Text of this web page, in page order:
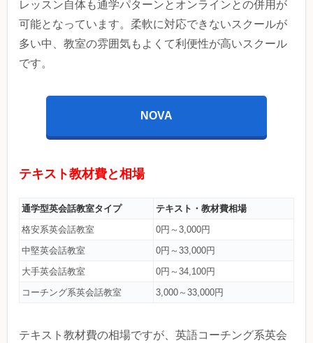
レッスン自体も通学パターンとオンラインとの併用が
可能となっています。柔軟に対応できないスクールが
多い中、教室の雰囲気もよくて利便性が高いスクール
です。
NOVA
テキスト教材費と相場
通学型英会話教室タイプ テキスト・教材費相場
格安系英会話教室
0円～3,000円
中堅英会話教室
0円～33,000円
大手英会話教室
0円～34,100円
コーチング系英会話教室
3,000～33,000円
テキスト教材費の相場ですが、英語コーチング系英会